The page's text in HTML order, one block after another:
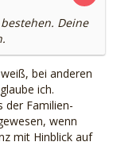
Deine
bei anderen
ich.
der Familien-
wenn
mit Hinblick auf